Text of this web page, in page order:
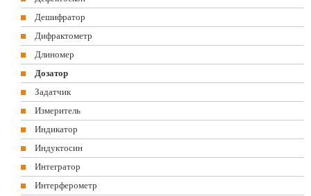
Дешифратор
Дифрактометр
Длиномер
Дозатор
Задатчик
Измеритель
Индикатор
Индуктосин
Интегратор
Интерферометр